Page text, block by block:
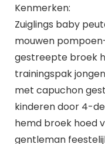
Kenmerken:
Zuiglings baby
mouwen
gestreepte broek
trainingspak
met capuchon
kinderen door 4-
hemd broek hoed
gentleman